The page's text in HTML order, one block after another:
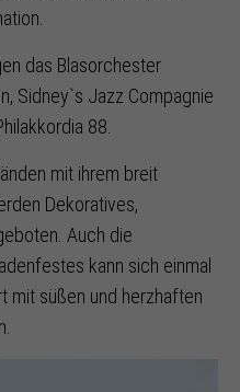
das Blasorchester
Sidney`s Jazz Compagnie
88.
mit ihrem breit
Dekoratives,
Auch die
kann sich einmal
mit süßen und herzhaften